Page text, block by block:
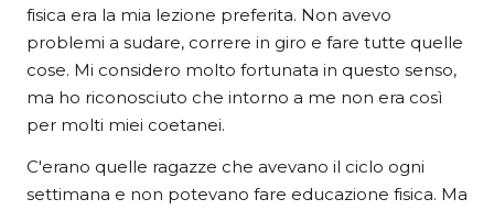
fisica era la mia lezione preferita. Non avevo
problemi a sudare, correre in giro e fare tutte quelle
cose. Mi considero molto fortunata in questo senso,
ma ho riconosciuto che intorno a me non era così
per molti miei coetanei.
C'erano quelle ragazze che avevano il ciclo ogni
settimana e non potevano fare educazione fisica. Ma